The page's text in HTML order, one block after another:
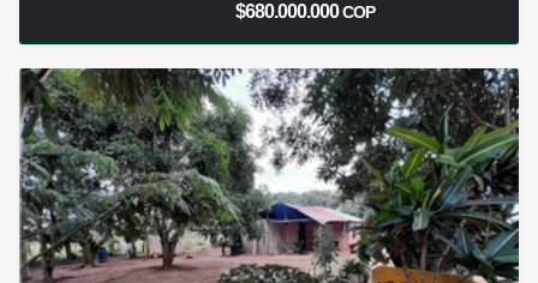
$680.000.000COP